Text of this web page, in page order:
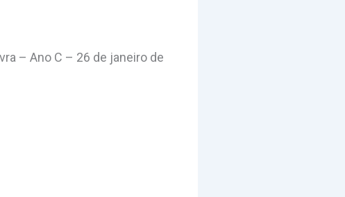
– Ano C – 26 de janeiro de